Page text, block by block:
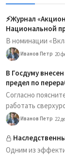
⚡️Журнал
Национальной
В номинации
Иванов Петр 20
В Госдуму
предел по
Согласно
работать
Иванов Петр 22
Одним из